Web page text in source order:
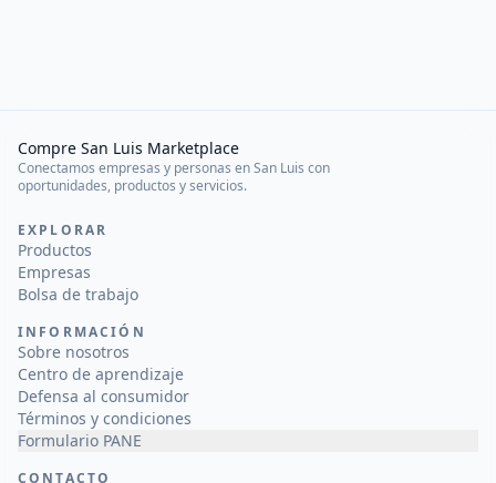
Compre San Luis Marketplace
Conectamos empresas y personas en San Luis con
oportunidades, productos y servicios.
EXPLORAR
Productos
Empresas
Bolsa de trabajo
INFORMACIÓN
Sobre nosotros
Centro de aprendizaje
Defensa al consumidor
Términos y condiciones
Formulario PANE
CONTACTO